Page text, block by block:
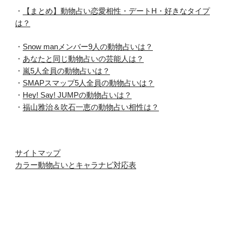
・
【まとめ】動物占い恋愛相性・デートH・好きなタイプ
は？
・ Snow manメンバー9人の動物占いは？
・ あなたと同じ動物占いの芸能人は？
・ 嵐5人全員の動物占いは？
・ SMAPスマップ5人全員の動物占いは？
・ Hey! Say! JUMPの動物占いは？
・ 福山雅治＆吹石一恵の動物占い相性は？
サイトマップ
カラー動物占いとキャラナビ対応表